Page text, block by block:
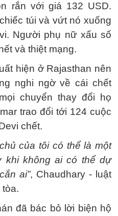
rắn với giá 132 USD.
túi và vứt nó xuống
Người phụ nữ xấu số
và thiệt mạng.
hiện ở Rajasthan nên
nghi ngờ về cái chết
chuyển thay đổi họ
trao đổi tới 124 cuộc
chết.
của tôi có thể là một
khi không ai có thể dự
ai”, Chaudhary - luật
đã bác bỏ lời biện hộ